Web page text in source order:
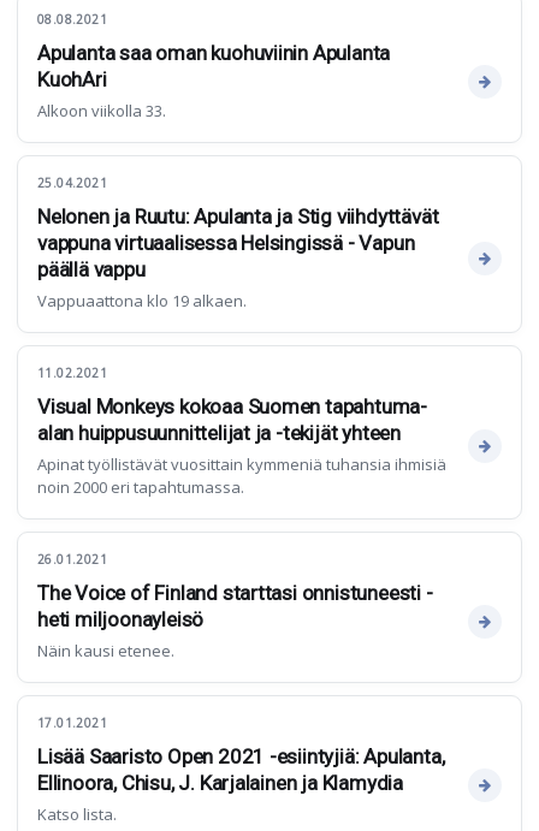
08.08.2021
Apulanta saa oman kuohuviinin Apulanta
KuohAri
Alkoon viikolla 33.
25.04.2021
Nelonen ja Ruutu: Apulanta ja Stig viihdyttävät
vappuna virtuaalisessa Helsingissä - Vapun
päällä vappu
Vappuaattona klo 19 alkaen.
11.02.2021
Visual Monkeys kokoaa Suomen tapahtuma-
alan huippusuunnittelijat ja -tekijät yhteen
Apinat työllistävät vuosittain kymmeniä tuhansia ihmisiä
noin 2000 eri tapahtumassa.
26.01.2021
The Voice of Finland starttasi onnistuneesti -
heti miljoonayleisö
Näin kausi etenee.
17.01.2021
Lisää Saaristo Open 2021 -esiintyjiä: Apulanta,
Ellinoora, Chisu, J. Karjalainen ja Klamydia
Katso lista.